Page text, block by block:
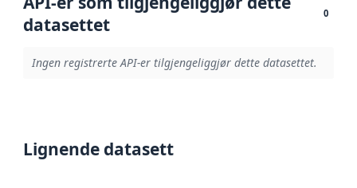
datasettet
0
Ingen registrerte API-er tilgjengeliggjør dette datasettet.
Lignende datasett